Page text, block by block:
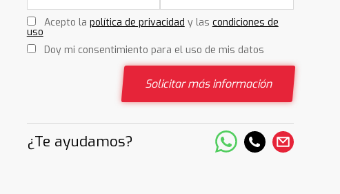
Acepto la política de privacidad y las condiciones de
uso
Doy mi consentimiento para el uso de mis datos
Solicitar más información
¿Te ayudamos?